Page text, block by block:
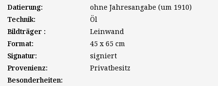
Datierung:
ohne Jahresangabe (um 1910)
Technik:
Öl
Bildträger :
Leinwand
Format:
45 x 65 cm
Signatur:
signiert
Provenienz:
Privatbesitz
Besonderheiten: